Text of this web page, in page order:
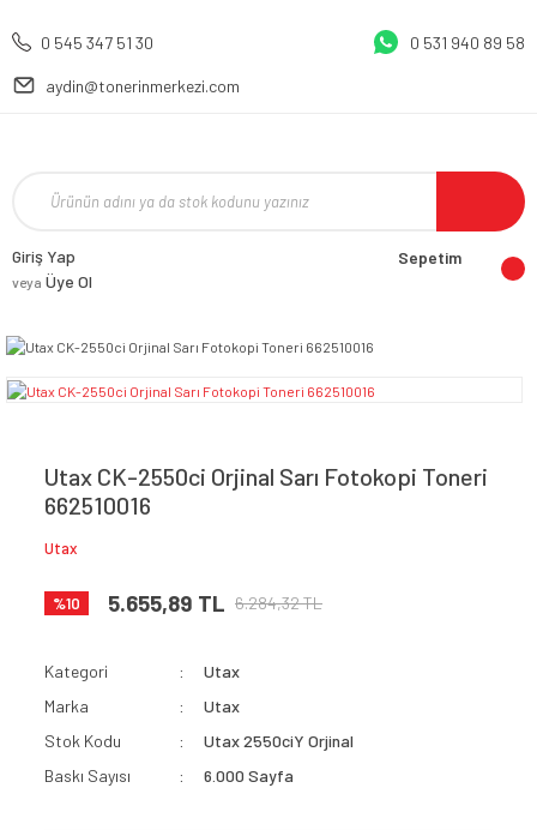
0 545 347 51 30 0 531 940 89 58
aydin@tonerinmerkezi.com
Giriş Yap
veya Üye Ol
Sepetim
Utax CK-2550ci Orjinal Sarı Fotokopi Toneri
662510016
Utax
%10 5.655,89 TL 6.284,32 TL
Kategori
Utax
Marka
Utax
Stok Kodu
Utax 2550ciY Orjinal
Baskı Sayısı
6.000 Sayfa